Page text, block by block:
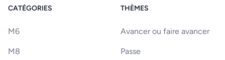
CATÉGORIES
M6
M8
THÈMES
Avancer ou faire avancer
Passe